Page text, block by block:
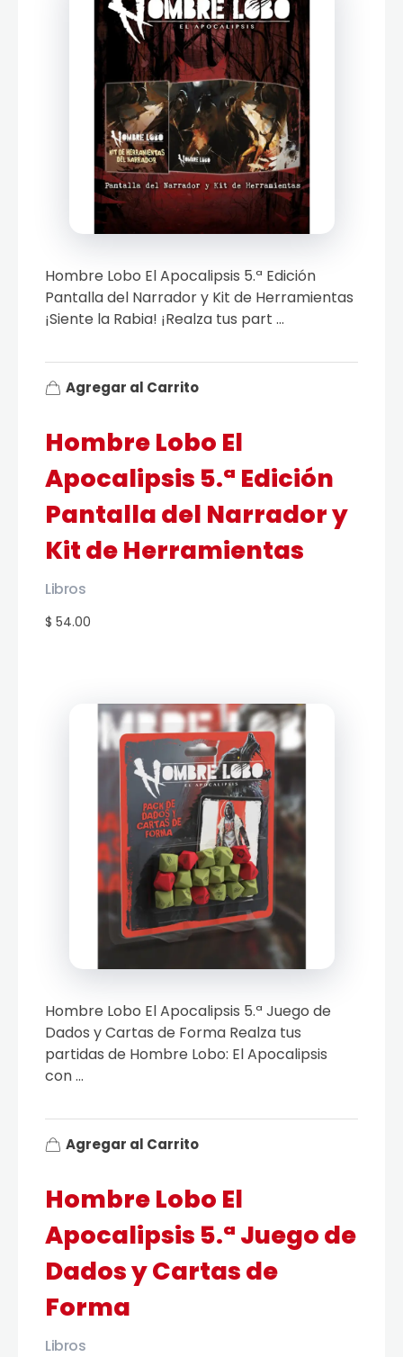
Hombre Lobo El
Apocalipsis 5.ª Edición
Pantalla del Narrador y
Kit de Herramientas
$ 54.00
Libros
Hombre Lobo El Apocalipsis 5.ª Edición
Pantalla del Narrador y Kit de Herramientas
¡Siente la Rabia! ¡Realza tus part ...
Agregar al Carrito
Hombre Lobo El
Apocalipsis 5.ª Juego de
Dados y Cartas de
Forma
Libros
Hombre Lobo El Apocalipsis 5.ª Juego de
Dados y Cartas de Forma Realza tus
partidas de Hombre Lobo: El Apocalipsis
con ...
Agregar al Carrito